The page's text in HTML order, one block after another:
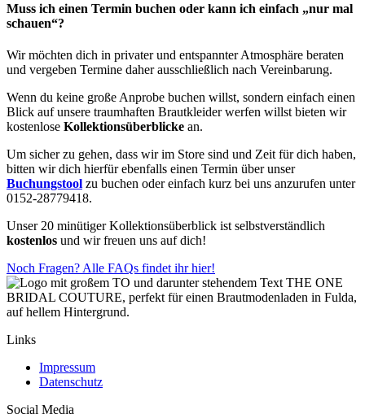
Muss ich einen Termin buchen oder kann ich einfach „nur mal
schauen“?
Wir möchten dich in privater und entspannter Atmosphäre beraten
und vergeben Termine daher ausschließlich nach Vereinbarung.
Wenn du keine große Anprobe buchen willst, sondern einfach einen
Blick auf unsere traumhaften Brautkleider werfen willst bieten wir
kostenlose Kollektionsüberblicke an.
Um sicher zu gehen, dass wir im Store sind und Zeit für dich haben,
bitten wir dich hierfür ebenfalls einen Termin über unser
Buchungstool zu buchen oder einfach kurz bei uns anzurufen unter
0152-28779418.
Unser 20 minütiger Kollektionsüberblick ist selbstverständlich
kostenlos und wir freuen uns auf dich!
Noch Fragen? Alle FAQs findet ihr hier!
Links
Impressum
Datenschutz
Social Media